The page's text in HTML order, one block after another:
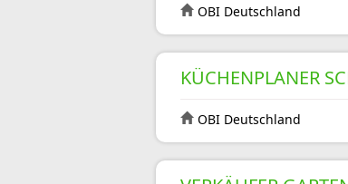
OBI Deutschland
KÜCHENPLANER
OBI Deutschland